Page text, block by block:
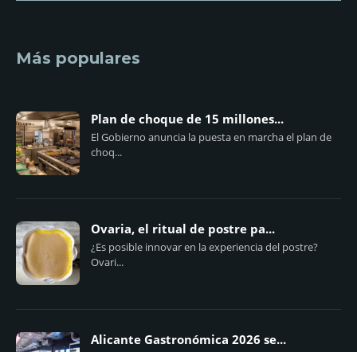
Más populares
Plan de choque de 15 millones...
El Gobierno anuncia la puesta en marcha el plan de
choq...
Ovaria, el ritual de postre pa...
¿Es posible innovar en la experiencia del postre?
Ovari...
Alicante Gastronómica 2026 se...